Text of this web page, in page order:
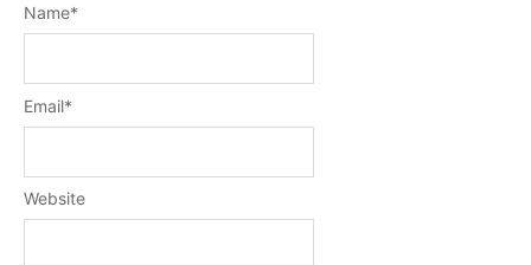
Name*
Email*
Website